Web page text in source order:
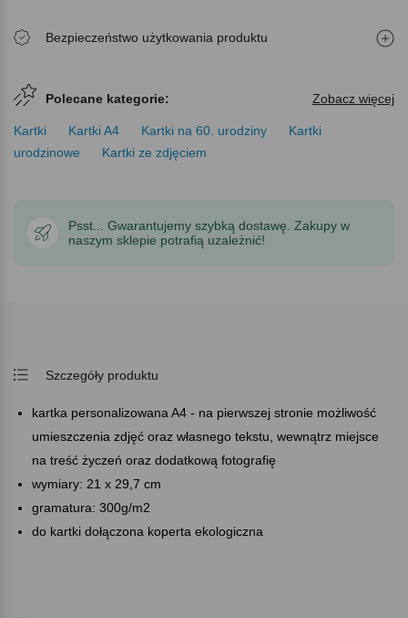
Bezpieczeństwo użytkowania produktu
Polecane kategorie: Zobacz więcej
Kartki Kartki A4 Kartki na 60. urodziny
Kartki
urodzinowe
Kartki ze zdjęciem
Psst... Gwarantujemy szybką dostawę. Zakupy w
naszym sklepie potrafią uzależnić!
Szczegóły produktu
kartka personalizowana A4 - na pierwszej stronie możliwość
umieszczenia zdjęć oraz własnego tekstu, wewnątrz miejsce
na treść życzeń oraz dodatkową fotografię
wymiary: 21 x 29,7 cm
gramatura: 300g/m2
do kartki dołączona koperta ekologiczna